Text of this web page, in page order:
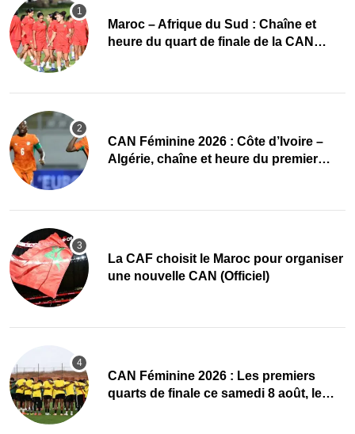
Maroc – Afrique du Sud : Chaîne et
heure du quart de finale de la CAN
CAN Féminine 2026 : Côte d’Ivoire –
Algérie, chaîne et heure du premier
La CAF choisit le Maroc pour organiser
une nouvelle CAN (Officiel)
CAN Féminine 2026 : Les premiers
quarts de finale ce samedi 8 août, le